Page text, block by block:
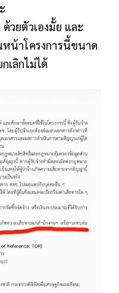
วยตัวเองมั้ย และ
หน้าโครงการนี้ขนาด
เลิกไม่ได้